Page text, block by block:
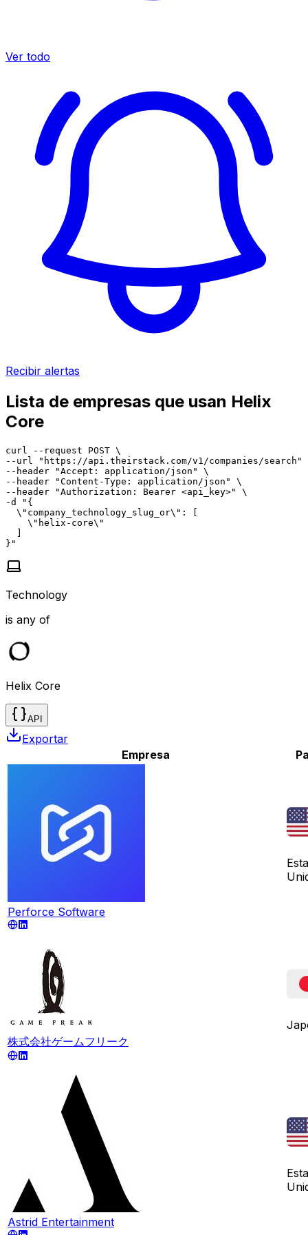
Ver todo
Recibir alertas
Lista de empresas que usan Helix
Core
curl --request POST \
--url "https://api.theirstack.com/v1/companies/search"
--header "Accept: application/json" \
--header "Content-Type: application/json" \
--header "Authorization: Bearer <api_key>" \
-d "{
  \"company_technology_slug_or\": [
    \"helix-core\"
  ]
}"
Technology
is any of
Helix Core
API
Exportar
Empresa
Perforce Software
株式会社ゲームフリーク
Astrid Entertainment